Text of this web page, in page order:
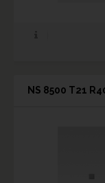
NS 8500 T21